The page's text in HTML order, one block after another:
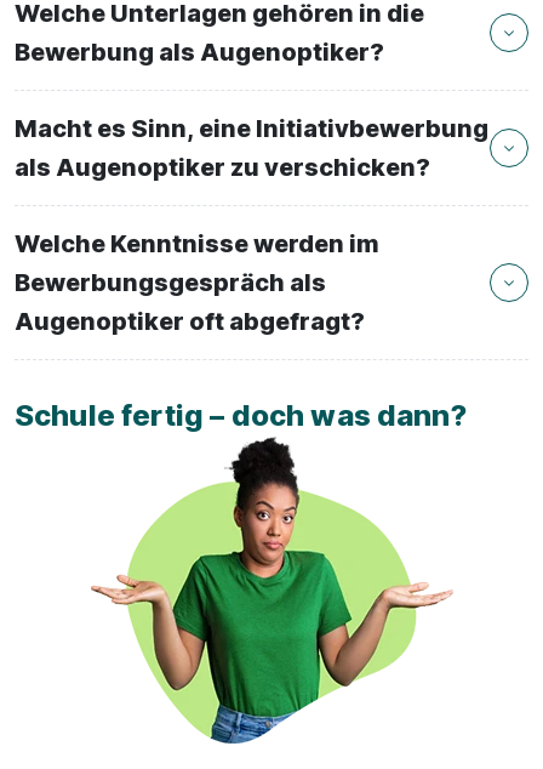
Welche Unterlagen gehören in die
Bewerbung als Augenoptiker?
Macht es Sinn, eine Initiativbewerbung
als Augenoptiker zu verschicken?
Welche Kenntnisse werden im
Bewerbungsgespräch als
Augenoptiker oft abgefragt?
Schule fertig – doch was dann?